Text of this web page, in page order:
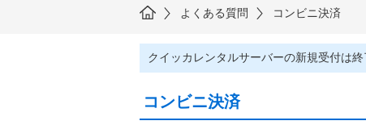
よくある質問 コンビニ決済
クイッカレンタルサーバーの新規受付は
コンビニ決済